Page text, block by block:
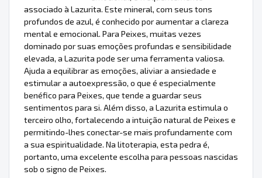
associado à Lazurita. Este mineral, com seus tons
profundos de azul, é conhecido por aumentar a clareza
mental e emocional. Para Peixes, muitas vezes
dominado por suas emoções profundas e sensibilidade
elevada, a Lazurita pode ser uma ferramenta valiosa.
Ajuda a equilibrar as emoções, aliviar a ansiedade e
estimular a autoexpressão, o que é especialmente
benéfico para Peixes, que tende a guardar seus
sentimentos para si. Além disso, a Lazurita estimula o
terceiro olho, fortalecendo a intuição natural de Peixes e
permitindo-lhes conectar-se mais profundamente com
a sua espiritualidade. Na litoterapia, esta pedra é,
portanto, uma excelente escolha para pessoas nascidas
sob o signo de Peixes.